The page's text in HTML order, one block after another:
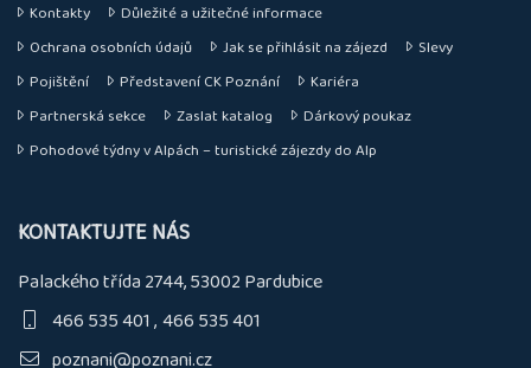
Kontakty
Důležité a užitečné informace
Ochrana osobních údajů
Jak se přihlásit na zájezd
Slevy
Pojištění
Představení CK Poznání
Kariéra
Partnerská sekce
Zaslat katalog
Dárkový poukaz
Pohodové týdny v Alpách – turistické zájezdy do Alp
KONTAKTUJTE NÁS
Palackého třída 2744, 53002 Pardubice
466 535 401 466 535 401
poznani@poznani.cz